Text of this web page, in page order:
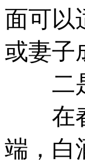
面可以
或妻子
二是
在春
端，白